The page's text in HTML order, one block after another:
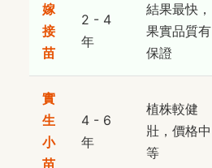
嫁
接
苗
2 - 4
年
結果最快，
果實品質有
保證
實
生
小
苗
4 - 6
年
植株較健
壯，價格中
等